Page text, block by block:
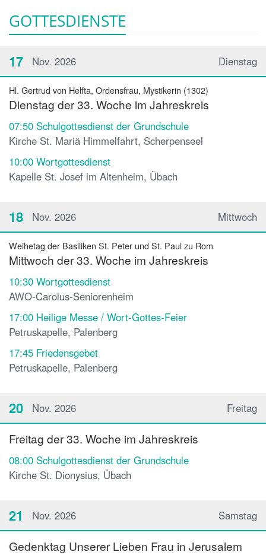
GOTTESDIENSTE
Dienstag
17 Nov. 2026
Hl. Gertrud von Helfta, Ordensfrau, Mystikerin (1302)
Dienstag der 33. Woche im Jahreskreis
07:50 Schulgottesdienst der Grundschule
Kirche St. Mariä Himmelfahrt, Scherpenseel
10:00 Wortgottesdienst
Kapelle St. Josef im Altenheim, Übach
Mittwoch
18 Nov. 2026
Weihetag der Basiliken St. Peter und St. Paul zu Rom
Mittwoch der 33. Woche im Jahreskreis
10:30 Wortgottesdienst
AWO-Carolus-Seniorenheim
17:00 Heilige Messe / Wort-Gottes-Feier
Petruskapelle, Palenberg
17:45 Friedensgebet
Petruskapelle, Palenberg
Freitag
20 Nov. 2026
Freitag der 33. Woche im Jahreskreis
08:00 Schulgottesdienst der Grundschule
Kirche St. Dionysius, Übach
Samstag
21 Nov. 2026
Gedenktag Unserer Lieben Frau in Jerusalem